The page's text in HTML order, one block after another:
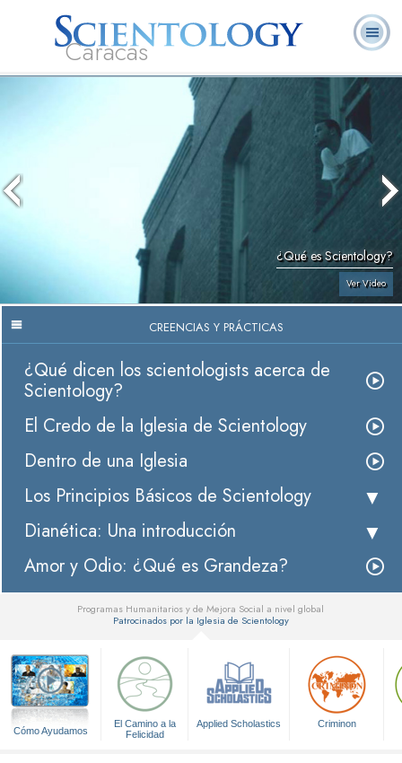
Caracas
Ministros
Voluntarios
Frecuentes
Libros
¿Qué es Scientology?
Ver Video
CREENCIAS Y PRÁCTICAS
¿Qué dicen los scientologists acerca de
Scientology?
El Credo de la Iglesia de Scientology
Dentro de una Iglesia
Los Principios Básicos de Scientology
Dianética: Una introducción
Amor y Odio: ¿Qué es Grandeza?
Programas Humanitarios y de Mejora Social a nivel global
Patrocinados por la Iglesia de Scientology
Cómo Ayudamos
El Camino a la
Felicidad
Applied Scholastics Criminon